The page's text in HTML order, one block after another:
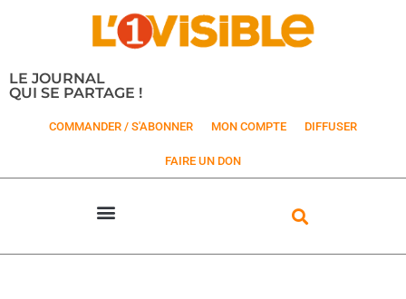
LE JOURNAL
QUI SE PARTAGE !
COMMANDER / S'ABONNER MON COMPTE DIFFUSER
FAIRE UN DON